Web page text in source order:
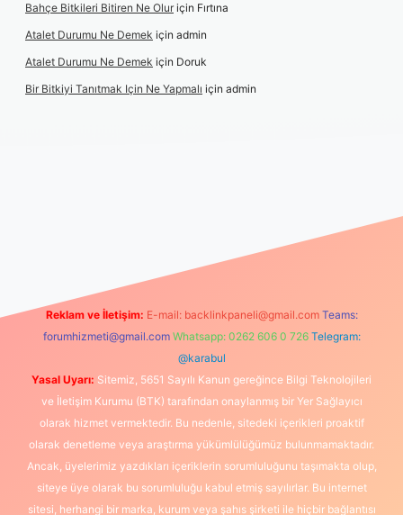
Bahçe Bitkileri Bitiren Ne Oluriçin Fırtına
Atalet Durumu Ne Demek için admin
Atalet Durumu Ne Demek için Doruk
Bir Bitkiyi Tanıtmak Için Ne Yapmalı için admin
Reklam ve İletişim: E-mail: backlinkpaneli@gmail.com Teams:
forumhizmeti@gmail.com Whatsapp: 0262 606 0 726 Telegram:
@karabul
Yasal Uyarı: Sitemiz, 5651 Sayılı Kanun gereğince Bilgi Teknolojileri
ve İletişim Kurumu (BTK) tarafından onaylanmış bir Yer Sağlayıcı
olarak hizmet vermektedir. Bu nedenle, sitedeki içerikleri proaktif
olarak denetleme veya araştırma yükümlülüğümüz bulunmamaktadır.
Ancak, üyelerimiz yazdıkları içeriklerin sorumluluğunu taşımakta olup,
siteye üye olarak bu sorumluluğu kabul etmiş sayılırlar. Bu internet
sitesi, herhangi bir marka, kurum veya şahıs şirketi ile hiçbir bağlantısı